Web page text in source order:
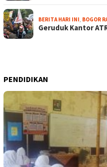
BERITA HARI INI BOGOR
Geruduk Kantor
PENDIDIKAN